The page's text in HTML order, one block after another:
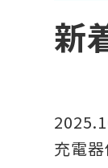
新
充電